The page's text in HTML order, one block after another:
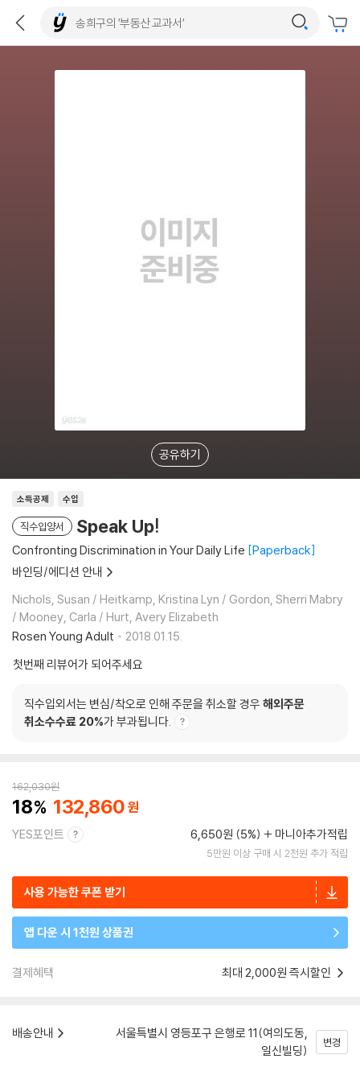
공유하기
소득공제 수입
직수입양서 Speak Up!
Confronting Discrimination in Your Daily Life Paperback
바인딩/에디션 안내
Nichols, Susan / Heitkamp, Kristina Lyn / Gordon, Sherri Mabry
/ Mooney, Carla / Hurt, Avery Elizabeth
Rosen Young Adult
2018.01.15.
첫번째 리뷰어가 되어주세요
직수입외서는 변심/착오로 인해 주문을 취소할 경우 해외주문
취소수수료 20%가 부과됩니다.
162,030원
18 132,860
YES포인트 6,650원 (5%) 마니아추가적립
5만원 이상 구매 시 2천원 추가 적립
사용 가능한 쿠폰 받기
앱 다운 시 1천원 상품권
결제혜택 최대 2,000원 즉시할인
배송안내
서울특별시 영등포구 은행로 11(여의도동,
일신빌딩)
변경